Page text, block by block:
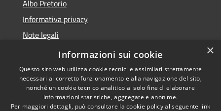
Albo Pretorio
Informativa privacy
Note legali
Dichiarazione di accessibilità
Copyright © 2026 • Comune di
×
Informazioni sui cookie
Questo sito web utilizza cookie tecnici e assimilati strettamente
necessari al corretto funzionamento e alla navigazione del sito,
nonché un cookie tecnico analitico al solo fine di elaborare
informazioni statistiche, aggregate e anonime.
Per maggiori dettagli, può consultare la cookie policy al seguente link